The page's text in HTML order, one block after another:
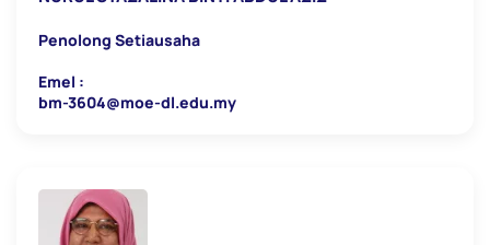
Penolong Setiausaha
Emel :
bm-3604@moe-dl.edu.my